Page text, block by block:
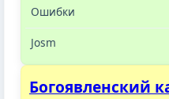
Богоявленский